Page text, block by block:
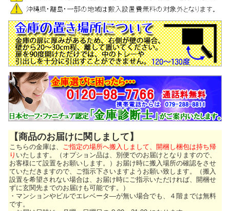
【商品のお届けに関しまして】
こちらの金庫は、
ご指定の場所へ搬入しまして、開梱し梱包は持ち帰
り いたします。（オプション品は、別便でのお届けとなりますので、
お客様にて設置をお願いします。）お届け時に搬入場所の確認をさせ
ていただきますので、ご指示下さいますようお願い致します。（搬入
設置を希望されない場合は、お届け時にご指示いただければ、開梱せ
ずに玄関先までのお届けも可能です。）
・マンションやビルでエレベータ―が無い場合でも、４階までは無料
です。